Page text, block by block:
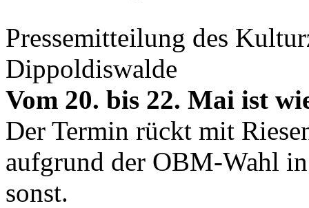
Pressemitteilung des
Dippoldiswalde
Vom 20. bis 22. Mai ist
Der Termin rückt mit
aufgrund der OBM-Wahl
sonst.